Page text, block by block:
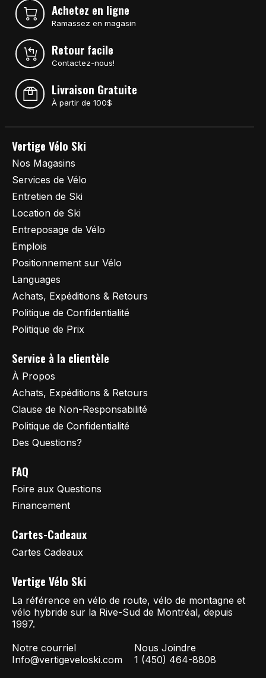
Achetez en ligne
Ramassez en magasin
Retour facile
Contactez-nous!
Livraison Gratuite
À partir de 100$
Vertige Vélo Ski
Nos Magasins
Services de Vélo
Entretien de Ski
Location de Ski
Entreposage de Vélo
Emplois
Positionnement sur Vélo
Languages
Achats, Expéditions & Retours
Politique de Confidentialité
Politique de Prix
Service à la clientèle
À Propos
Achats, Expéditions & Retours
Clause de Non-Responsabilité
Politique de Confidentialité
Des Questions?
FAQ
Foire aux Questions
Financement
Cartes-Cadeaux
Cartes Cadeaux
Vertige Vélo Ski
La référence en vélo de route, vélo de montagne et
vélo hybride sur la Rive-Sud de Montréal, depuis
1997.
Notre courriel
Info@vertigeveloski.com
Nous Joindre
1 (450) 464-8808